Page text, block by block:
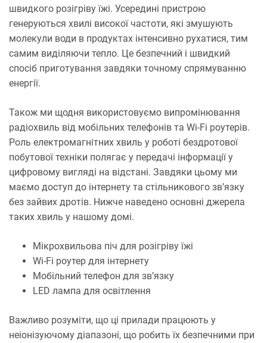
швидкого розігріву їжі. Усередині пристрою
генеруються хвилі високої частоти, які змушують
молекули води в продуктах інтенсивно рухатися, тим
самим виділяючи тепло. Це безпечний і швидкий
спосіб приготування завдяки точному спрямуванню
енергії.
Також ми щодня використовуємо випромінювання
радіохвиль від мобільних телефонів та Wi-Fi роутерів.
Роль електромагнітних хвиль у роботі бездротової
побутової техніки полягає у передачі інформації у
цифровому вигляді на відстані. Завдяки цьому ми
маємо доступ до інтернету та стільникового зв’язку
без зайвих дротів. Нижче наведено основні джерела
таких хвиль у нашому домі.
Мікрохвильова піч для розігріву їжі
Wi-Fi роутер для інтернету
Мобільний телефон для зв’язку
LED лампа для освітлення
Важливо розуміти, що ці прилади працюють у
неіонізуючому діапазоні, що робить їх безпечними при